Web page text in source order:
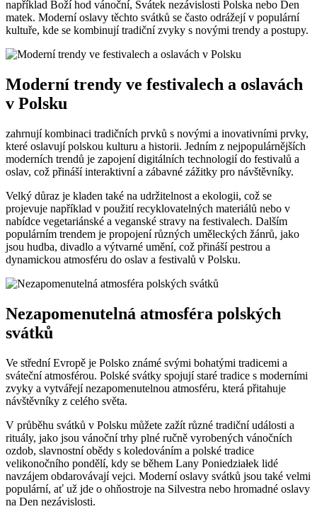
například Boží hod ‍vánoční, Svátek nezávislosti Polska nebo Den
⁤matek. Moderní oslavy těchto svátků se často odrážejí v ​populární
kultuře, kde se kombinují tradiční zvyky ⁣s novými trendy a postupy.
Moderní trendy ve ​festivalech a oslavách
v Polsku
zahrnují kombinaci tradičních prvků ‌s novými a inovativními prvky,
které oslavují polskou kulturu a historii. Jedním z nejpopulárnějších
moderních trendů je⁢ zapojení digitálních technologií do festivalů a
oslav,‌ což přináší interaktivní‍ a zábavné ⁤zážitky pro návštěvníky.
Velký důraz je kladen také na udržitelnost a ekologii, což ⁢se
projevuje například v použití recyklovatelných materiálů nebo v
nabídce vegetariánské a veganské‍ stravy na festivalech. Dalším
populárním ⁤trendem je propojení různých uměleckých žánrů,​ jako
jsou hudba, divadlo ‍a výtvarné umění, ⁤což přináší pestrou a
dynamickou atmosféru do oslav a festivalů v ‌Polsku.
Nezapomenutelná atmosféra polských
svátků
Ve střední Evropě je Polsko ⁣známé svými bohatými ⁢tradicemi‍ a
sváteční atmosférou.‌ Polské svátky spojují staré tradice s moderními
zvyky a vytvářejí nezapomenutelnou atmosféru, která přitahuje
návštěvníky z celého světa.
V průběhu svátků v Polsku můžete zažít různé tradiční události a
rituály, jako jsou vánoční trhy plné ručně ⁢vyrobených⁣ vánočních
ozdob, slavnostní obědy s koledováním a‍ polské tradice
velikonočního pondělí, kdy se⁤ během​ Lany Poniedziałek lidé
navzájem⁢ obdarovávají vejci. Moderní oslavy svátků jsou také velmi
populární, ať už jde o ohňostroje na Silvestra nebo hromadné oslavy
na Den nezávislosti.